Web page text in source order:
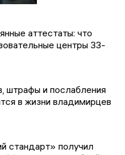
аттестаты: что
центры 33-
штрафы и послабления
в жизни владимирцев
стандарт» получил